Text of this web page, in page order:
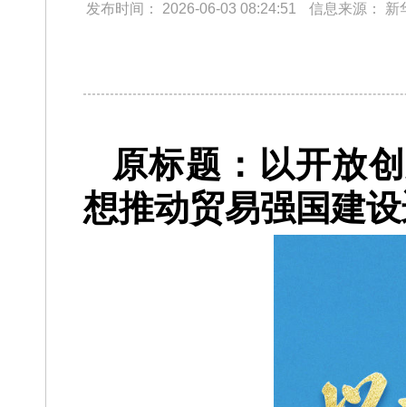
发布时间： 2026-06-03 08:24:51 信息来源： 新
原标题：以开放
想推动贸易强国建